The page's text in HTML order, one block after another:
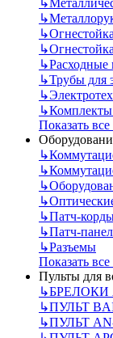
↳
↳
↳
↳
↳Расходные
↳Трубы для
↳
↳Комплекты
Показать
↳
↳
↳
↳
↳Патч-
↳Патч-
↳Разъемы
Показать
Пульты для
↳
↳ПУЛЬТ
↳ПУЛЬТ